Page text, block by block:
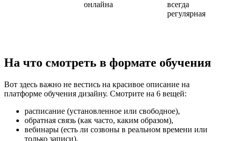
онлайна
всегда
регулярная
На что смотреть в формате обучения
Вот здесь важно не вестись на красивое описание на
платформе обучения дизайну. Смотрите на 6 вещей:
расписание (установленное или свободное),
обратная связь (как часто, каким образом),
вебинары (есть ли созвоны в реальном времени или
только записи),